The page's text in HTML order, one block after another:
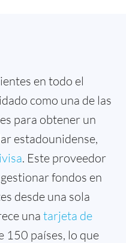
en todo el
como una de las
para obtener un
estadounidense,
. Este proveedor
fondos en
desde una sola
una tarjeta de
150 países, lo que